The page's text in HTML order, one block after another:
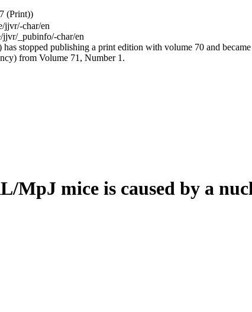
(Print))
jjvr/-char/en
_pubinfo/-char/en
has stopped publishing a print edition with volume 70 and
from Volume 71, Number 1.
MpJ mice is caused by a